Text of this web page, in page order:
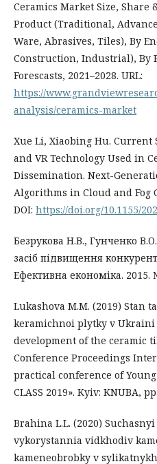
Ceramics Market Size, Share
Product (Traditional,
Ware, Abrasives, Tiles), By
Construction, Industrial), By
Forescasts, 2021–2028. URL:
https://
analysis/ceramics-market
Xue Li, Xiaobing Hu. Current
and VR Technology Used in
Dissemination. Next-
Algorithms in Cloud and Fog
DOI: https://doi.org/10.1155/
Безрукова Н.В., Гунченко
засіб підвищення
Ефективна економіка. 2015.
Lukashovа M.M. (2019) Stan
keramichnoi plytky v Ukraini
development of the ceramic
Conference Proceedings
practical conference of Young
CLASS 2019». Kyiv: KNUBA,
Brahina L.L. (2020)
vykorystannia vidkhodiv
kameneobrobky v